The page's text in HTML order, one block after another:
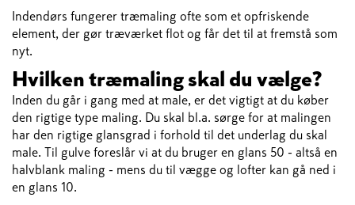
Indendørs fungerer træmaling ofte som et opfriskende
element, der gør træværket flot og får det til at fremstå som
nyt.
Hvilken træmaling skal du vælge?
Inden du går i gang med at male, er det vigtigt at du køber
den rigtige type maling. Du skal bl.a. sørge for at malingen
har den rigtige glansgrad i forhold til det underlag du skal
male. Til gulve foreslår vi at du bruger en glans 50 - altså en
halvblank maling - mens du til vægge og lofter kan gå ned i
en glans 10.